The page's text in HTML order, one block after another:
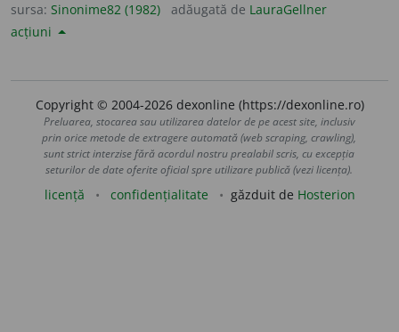
sursa: Sinonime82 (1982) adăugată de LauraGellner
acțiuni
Copyright © 2004-2026 dexonline (https://dexonline.ro)
Preluarea, stocarea sau utilizarea datelor de pe acest site, inclusiv
prin orice metode de extragere automată (web scraping, crawling),
sunt strict interzise fără acordul nostru prealabil scris, cu excepția
seturilor de date oferite oficial spre utilizare publică (vezi licența).
licență confidențialitate găzduit de Hosterion